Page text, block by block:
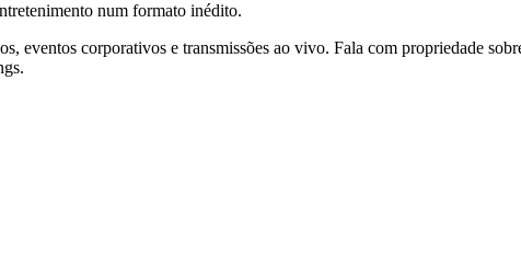
num formato inédito.
eventos corporativos e transmissões ao vivo. Fala com propriedade